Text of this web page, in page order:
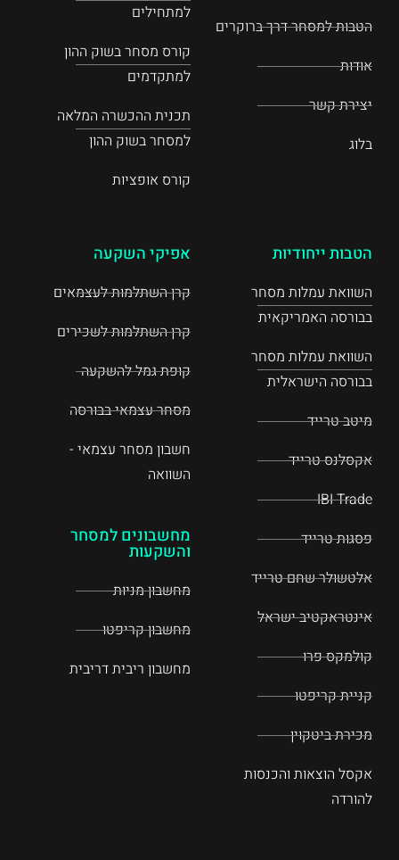
הטבות למסחר דרך ברוקרים
אודות
יצירת קשר
בלוג
למתחילים
קורס מסחר בשוק ההון
למתקדמים
תכנית ההכשרה המלאה
למסחר בשוק ההון
קורס אופציות
הטבות ייחודיות
השוואת עמלות מסחר
בבורסה האמריקאית
השוואת עמלות מסחר
בבורסה הישראלית
מיטב טרייד
אקסלנס טרייד
IBI Trade
פסגות טרייד
אלטשולר שחם טרייד
אינטראקטיב ישראל
קולמקס פרו
קניית קריפטו
מכירת ביטקוין
אקסל הוצאות והכנסות
להורדה
אפיקי השקעה
קרן השתלמות לעצמאים
קרן השתלמות לשכירים
קופת גמל להשקעה
מסחר עצמאי בבורסה
חשבון מסחר עצמאי -
השוואה
מחשבונים למסחר
והשקעות
מחשבון מניות
מחשבון קריפטו
מחשבון ריבית דריבית